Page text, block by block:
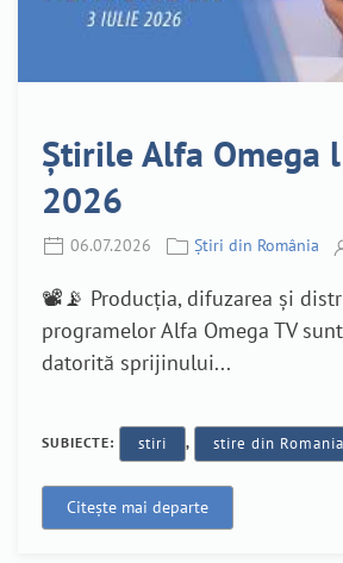
Știrile Alfa Omega
2026
06.07.2026 Știri din România
📽️📡 Producția, difuzarea și
programelor Alfa Omega TV
datorită sprijinului...
SUBIECTE: stiri , stire din Romania
Citește mai departe